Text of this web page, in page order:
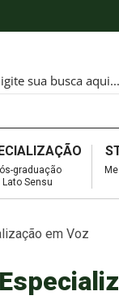
graduação
Lato Sensu
em Voz